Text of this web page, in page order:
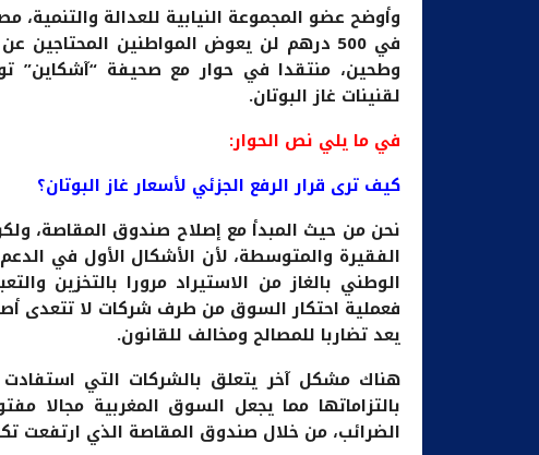
وأوضح عضو المجموعة النيابية للعدالة
في 500 درهم لن يعوض المواطنين
وطحين، منتقدا في حوار مع صحيفة “آشكاين”
لقنينات غاز البوتان.
في ما يلي نص الحوار:
كيف ترى قرار الرفع الجزئي لأسعار غاز البوتان؟
نحن من حيث المبدأ مع إصلاح صندوق المقاصة،
الفقيرة والمتوسطة، لأن الأشكال الأول في
الوطني بالغاز من الاستيراد مرورا بالتخزين
فعملية احتكار السوق من طرف شركات لا تتعدى
يعد تضاربا للمصالح ومخالف للقانون.
هناك مشكل آخر يتعلق بالشركات التي
بالتزاماتها مما يجعل السوق المغربية مجالا
الضرائب، من خلال صندوق المقاصة الذي ارتفعت تكاليفه خلال سنة 2023 إلى